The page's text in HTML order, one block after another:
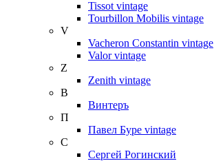
Tissot vintage
Tourbillon Mobilis vintage
V
Vacheron Constantin vintage
Valor vintage
Z
Zenith vintage
В
Винтеръ
П
Павел Буре vintage
С
Сергей Рогинский